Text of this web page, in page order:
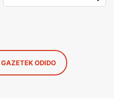
ODIDO